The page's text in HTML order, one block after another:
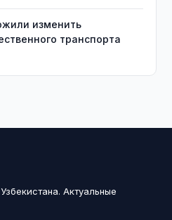
изменить
транспорта
Актуальные